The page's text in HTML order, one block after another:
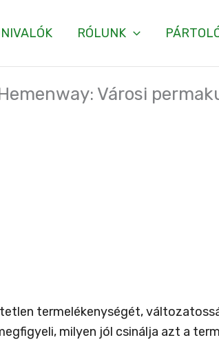
RÓLUNK
Városi
termelékenységét,
milyen jól csinálja azt a